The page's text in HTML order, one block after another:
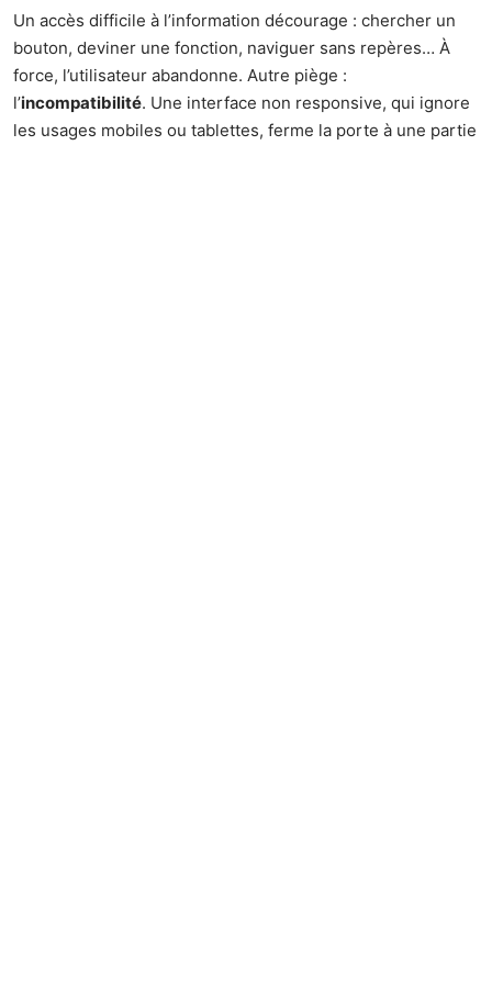
Un accès difficile à l’information décourage : chercher un
bouton, deviner une fonction, naviguer sans repères… À
force, l’utilisateur abandonne. Autre piège :
l’incompatibilité. Une interface non responsive, qui ignore
les usages mobiles ou tablettes, ferme la porte à une partie